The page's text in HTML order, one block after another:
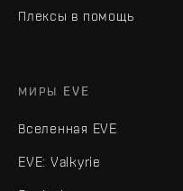
Плексы в помощь
МИРЫ EVE
Вселенная EVE
EVE: Valkyrie